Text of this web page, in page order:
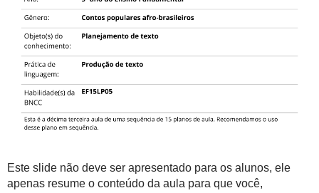
Este slide não deve ser apresentado para os alunos, ele
apenas resume o conteúdo da aula para que você,